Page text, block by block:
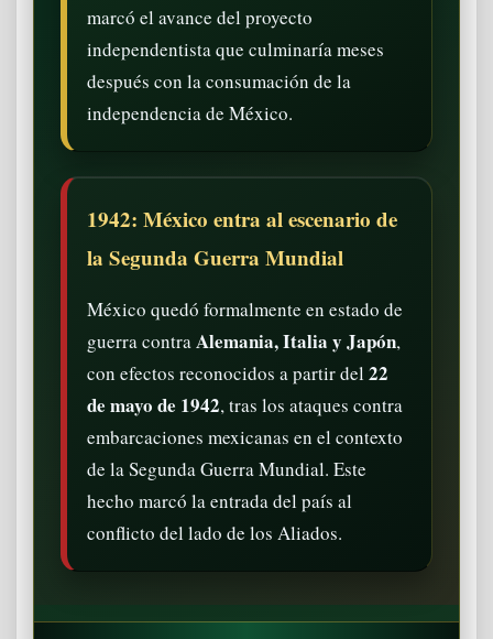
marcó el avance del proyecto
independentista que culminaría meses
después con la consumación de la
independencia de México.
1942: México entra al escenario de
la Segunda Guerra Mundial
México quedó formalmente en estado de
guerra contraAlemania, Italia y Japón,
con efectos reconocidos a partir del 22
de mayo de 1942, tras los ataques contra
embarcaciones mexicanas en el contexto
de la Segunda Guerra Mundial. Este
hecho marcó la entrada del país al
conflicto del lado de los Aliados.